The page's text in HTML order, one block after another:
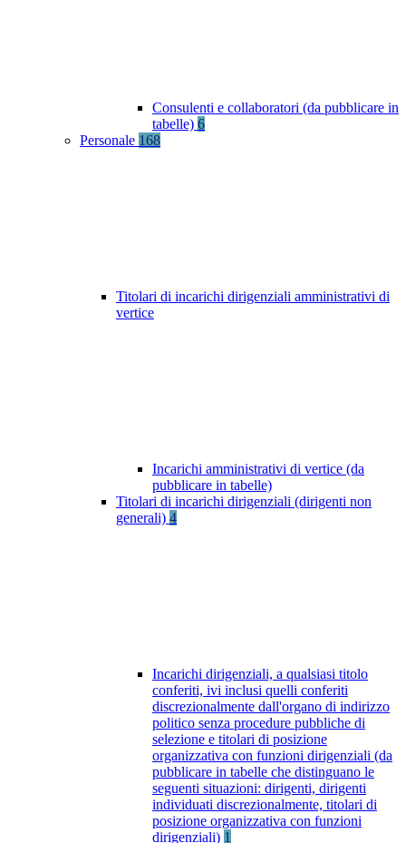
Consulenti e collaboratori (da pubblicare in
tabelle) 6
Personale 168
Titolari di incarichi dirigenziali amministrativi di
vertice
Incarichi amministrativi di vertice (da
pubblicare in tabelle)
Titolari di incarichi dirigenziali (dirigenti non
generali) 4
Incarichi dirigenziali, a qualsiasi titolo
conferiti, ivi inclusi quelli conferiti
discrezionalmente dall'organo di indirizzo
politico senza procedure pubbliche di
selezione e titolari di posizione
organizzativa con funzioni dirigenziali (da
pubblicare in tabelle che distinguano le
seguenti situazioni: dirigenti, dirigenti
individuati discrezionalmente, titolari di
posizione organizzativa con funzioni
dirigenziali) 1